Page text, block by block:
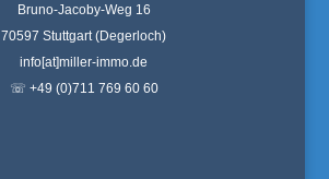
Bruno-Jacoby-Weg 16
70597 Stuttgart (Degerloch)
info[at]miller-immo.de
☏ +49 (0)711 769 60 60